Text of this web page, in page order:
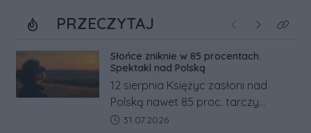
PRZECZYTAJ Poprzednie
NastępneKliknij
Słońce zniknie w 85 procentach.
Spektakl nad Polską
12 sierpnia Księżyc zasłoni nad
Polską nawet 85 proc. tarczy
Słońca. Największe zaćmienie od 27
Data dodania artykułu:
31.07.2026